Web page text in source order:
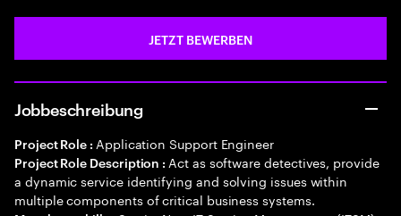
JETZT BEWERBEN
Jobbeschreibung
Project Role : Application Support Engineer
Project Role Description : Act as software detectives, provide
a dynamic service identifying and solving issues within
multiple components of critical business systems.